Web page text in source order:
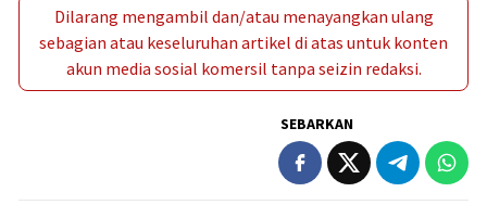
Dilarang mengambil dan/atau menayangkan ulang
sebagian atau keseluruhan artikel di atas untuk konten
akun media sosial komersil tanpa seizin redaksi.
SEBARKAN